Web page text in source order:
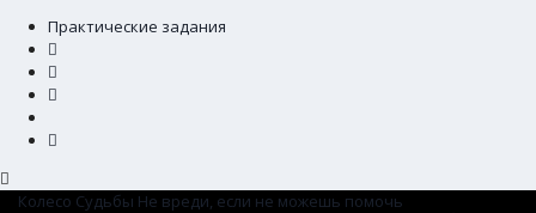
Практические задания
Колесо Судьбы Не вреди, если не можешь помочь